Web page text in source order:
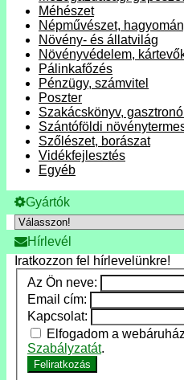
Méhészet
Népművészet,
Növény- és állatvilág
Növényvédelem,
Pálinkafőzés
Pénzügy, számvitel
Poszter
Szakácskönyv,
Szántóföldi
Szőlészet, borászat
Vidékfejlesztés
Egyéb
Gyártók
Hírlevél
Iratkozzon fel hírlevelünkre!
Az Ön neve:
Email cím:
Kapcsolat:
Elfogadom a webáruház
Szabályzatát.
Feliratkozás